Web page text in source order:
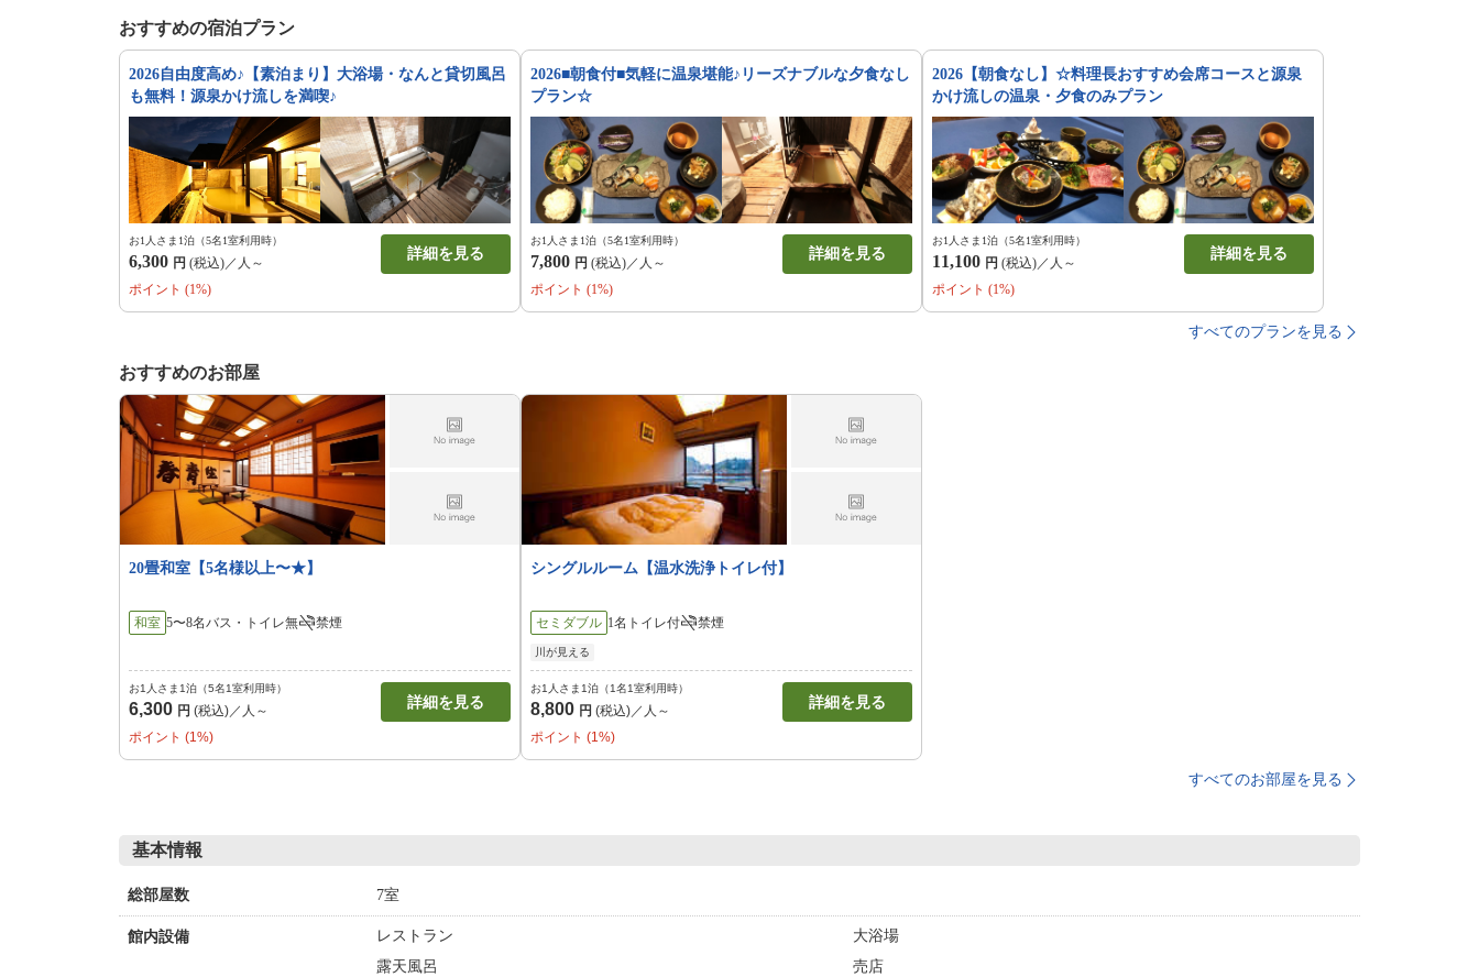
おすすめの宿泊プラン
2026自由度高め♪【素泊まり】大浴場・なんと貸切風呂
も無料！源泉かけ流しを満喫♪
お1人さま1泊（5名1室利用時）
6,300 円 (税込)／人～
詳細を見る
ポイント (1%)
2026■朝食付■気軽に温泉堪能♪リーズナブルな夕食なし
プラン☆
お1人さま1泊（5名1室利用時）
7,800 円 (税込)／人～
詳細を見る
ポイント (1%)
2026【朝食なし】☆料理長おすすめ会席コースと源泉
かけ流しの温泉・夕食のみプラン
お1人さま1泊（5名1室利用時）
11,100 円 (税込)／人～
詳細を見る
ポイント (1%)
すべてのプランを見る
おすすめのお部屋
20畳和室【5名様以上〜★】
和室 5〜8名バス・トイレ無 禁煙
お1人さま1泊（5名1室利用時）
6,300 円 (税込)／人～ 詳細を見る
ポイント (1%)
シングルルーム【温水洗浄トイレ付】
セミダブル 1名 トイレ付 禁煙
川が見える
お1人さま1泊（1名1室利用時）
8,800 円 (税込)／人～ 詳細を見る
ポイント (1%)
すべてのお部屋を見る
基本情報
総部屋数 7室
館内設備 レストラン
大浴場
露天風呂
売店